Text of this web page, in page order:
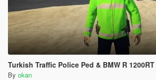
Turkish Traffic Police Ped & BMW R 1200RT
By okan